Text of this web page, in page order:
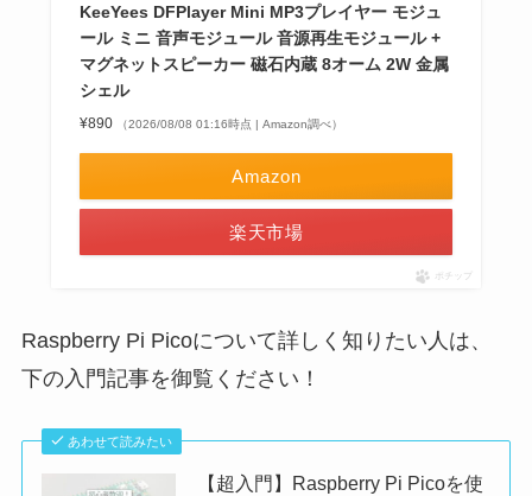
KeeYees DFPlayer Mini MP3プレイヤー モジュ
ール ミニ 音声モジュール 音源再生モジュール +
マグネットスピーカー 磁石内蔵 8オーム 2W 金属
シェル
¥890 （2026/08/08 01:16時点 | Amazon調べ）
Amazon
楽天市場
ポチップ
Raspberry Pi Picoについて詳しく知りたい人は、
下の入門記事を御覧ください！
あわせて読みたい
【超入門】Raspberry Pi Picoを使